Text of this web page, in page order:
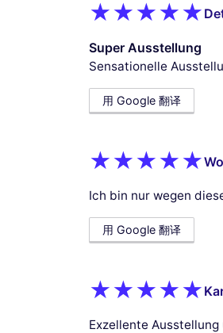
Super Ausstellung
Sensationelle
用 Google 翻译
Ich bin nur wegen
用 Google 翻译
Exzellente